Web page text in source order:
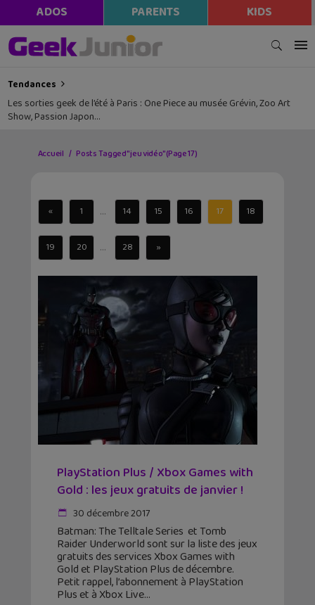
ADOS PARENTS KIDS
Tendances
Les sorties geek de l’été à Paris : One Piece au musée Grévin, Zoo Art
Show, Passion Japon…
Accueil Posts Tagged "jeu vidéo"(Page 17)
« 1 ... 14 15 16 17 18
19 20 ... 28 »
PlayStation Plus / Xbox Games with
Gold : les jeux gratuits de janvier !
30 décembre 2017
Batman: The Telltale Series et Tomb
Raider Underworld sont sur la liste des jeux
gratuits des services Xbox Games with
Gold et PlayStation Plus de décembre.
Petit rappel, l’abonnement à PlayStation
Plus et à Xbox Live